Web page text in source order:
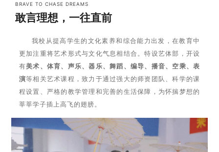
BRAVE TO CHASE DREAMS
敢言理想，一往直前
我校从提高学生的文化素养和综合能力出发，在教育中
更加注重将艺术形式与文化气息相结合。特设艺体部，开设
有美术、体育、声乐、器乐、舞蹈、编导、播音、空乘、表
演等相关艺术课程，致力于通过强大的师资团队、科学的课
程设置、严格的教学管理和完善的生活保障，为怀揣梦想的
莘莘学子插上高飞的翅膀。